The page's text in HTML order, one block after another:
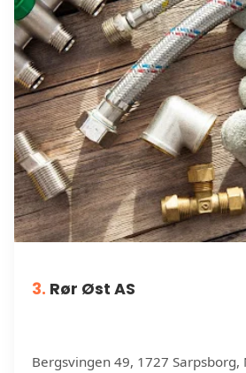
3. Rør Øst AS
Bergsvingen 49, 1727 Sarpsborg,